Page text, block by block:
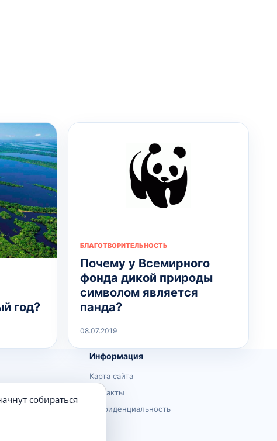
год?
БЛАГОТВОРИТЕЛЬНОСТЬ
Почему у Всемирного
фонда дикой природы
символом является
панда?
08.07.2019
Информация
Карта сайта
Контакты
Конфиденциальность
собираться